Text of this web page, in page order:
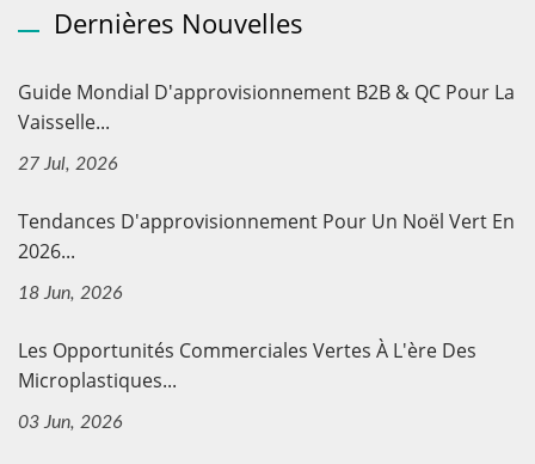
Dernières Nouvelles
Guide Mondial D'approvisionnement B2B & QC Pour La
Vaisselle...
27 Jul, 2026
Tendances D'approvisionnement Pour Un Noël Vert En
2026...
18 Jun, 2026
Les Opportunités Commerciales Vertes À L'ère Des
Microplastiques...
03 Jun, 2026